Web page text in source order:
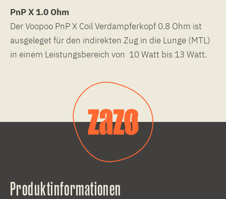
PnP X 1.0 Ohm
Der Voopoo PnP X Coil Verdampferkopf 0.8 Ohm ist
ausgeleget für den indirekten Zug in die Lunge (MTL)
in einem Leistungsbereich von 10 Watt bis 13 Watt.
Produktinformationen